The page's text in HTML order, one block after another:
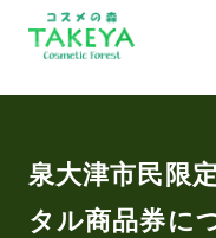
泉大津市民限
タル商品券に